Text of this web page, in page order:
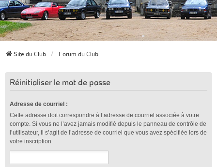
Site du Club Forum du Club
Réinitialiser le mot de passe
Adresse de courriel :
Cette adresse doit correspondre à l’adresse de courriel associée à votre
compte. Si vous ne l’avez jamais modifié depuis le panneau de contrôle de
l’utilisateur, il s’agit de l’adresse de courriel que vous avez spécifiée lors de
votre inscription.